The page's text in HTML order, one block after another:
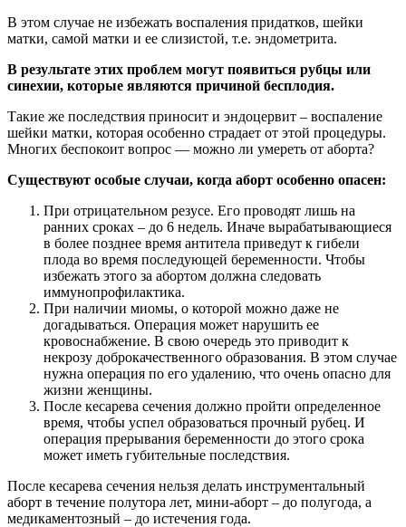
В этом случае не избежать воспаления придатков, шейки
матки, самой матки и ее слизистой, т.е. эндометрита.
В результате этих проблем могут появиться рубцы или
синехии, которые являются причиной бесплодия.
Такие же последствия приносит и эндоцервит – воспаление
шейки матки, которая особенно страдает от этой процедуры.
Многих беспокоит вопрос — можно ли умереть от aбopта?
Существуют особые случаи, когда aбopт особенно опасен:
При отрицательном резусе. Его проводят лишь на
ранних сроках – до 6 недель. Иначе выpaбатывающиеся
в более позднее время антитела приведут к гибели
плода во время последующей беременности. Чтобы
избежать этого за aбopтом должна следовать
иммунопрофилактика.
При наличии миомы, о которой можно даже не
догадываться. Операция может нарушить ее
кровоснабжение. В свою очередь это приводит к
некрозу доброкачественного образования. В этом случае
нужна операция по его удалению, что очень опасно для
жизни женщины.
После кесарева сечения должно пройти определенное
время, чтобы успел образоваться прочный рубец. И
операция прерывания беременности до этого срока
может иметь губительные последствия.
После кесарева сечения нельзя делать инструментальный
aбopт в течение полутора лет, мини-aбopт – до полугода, а
медикаментозный – до истечения года.